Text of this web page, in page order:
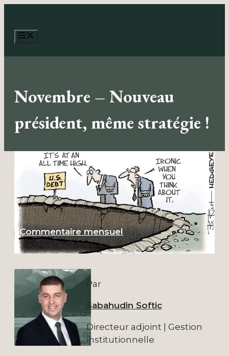
contenu
Novembre – Nouveau
président, même stratégie !
Commentaire mensuel
Par
Sabahudin Softic
Directeur adjoint | Gestion
institutionnelle